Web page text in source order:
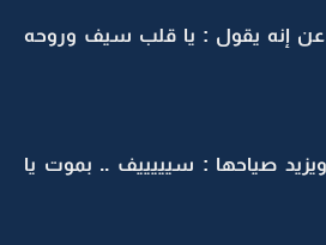
إنه يقول : يا قلب سيف وروحه
صياحها : سيييييف .. بموت يا